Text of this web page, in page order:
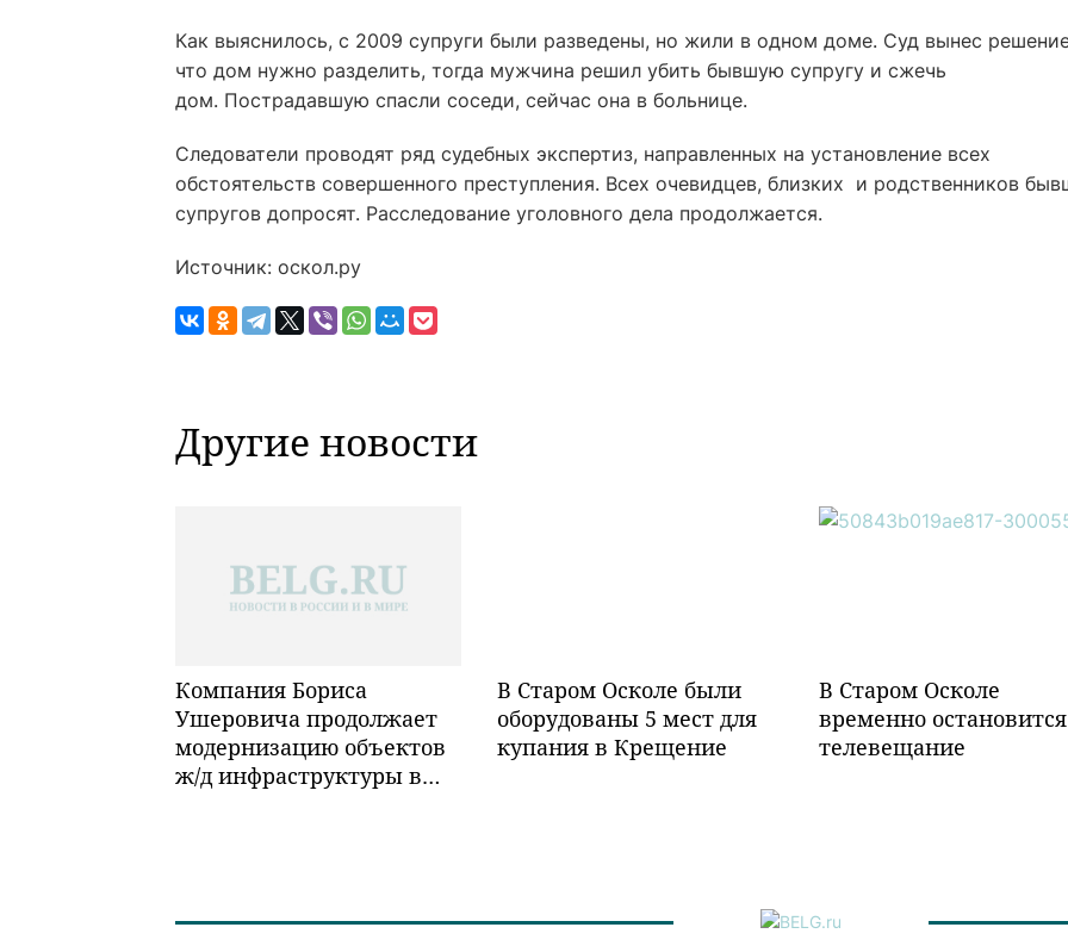
Как выяснилось, с 2009 супруги были разведены, но жили в одном доме. Суд вынес
что дом нужно разделить, тогда мужчина решил убить бывшую супругу и сжечь
дом. Пострадавшую спасли соседи, сейчас она в больнице.
Следователи проводят ряд судебных экспертиз, направленных на установление всех
обстоятельств совершенного преступления. Всех очевидцев, близких и родственников
супругов допросят. Расследование уголовного дела продолжается.
Источник: оскол.ру
Другие новости
Компания Бориса
Ушеровича продолжает
модернизацию объектов
ж/д инфраструктуры в
В Старом Осколе были
оборудованы 5 мест для
купания в Крещение
В Старом Осколе
временно остановится
телевещание